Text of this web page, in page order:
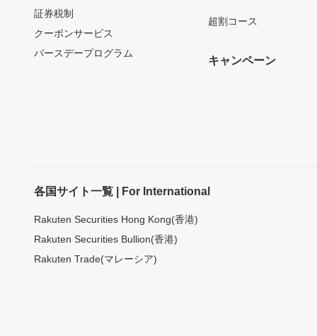
証券税制
クーポンサービス
バースデープログラム
超割コース
キャンペーン
各国サイト一覧 | For International
Rakuten Securities Hong Kong(香港)
Rakuten Securities Bullion(香港)
Rakuten Trade(マレーシア)